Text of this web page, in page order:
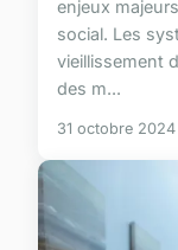
enjeux
social. Les
vieillissement
des m...
31 octobre 2024